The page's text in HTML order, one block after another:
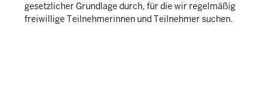
gesetzlicher Grundlage durch, für die wir regelmäßig
freiwillige Teilnehmerinnen und Teilnehmer suchen.